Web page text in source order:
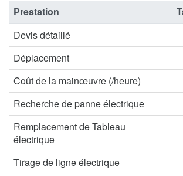
Prestation
Devis détaillé
Déplacement
Coût de la mainœuvre (/heure)
Recherche de panne électrique
Remplacement de Tableau
électrique
Tirage de ligne électrique